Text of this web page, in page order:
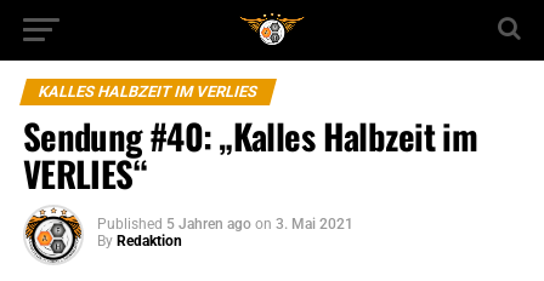
KALLES HALBZEIT IM VERLIES
Sendung #40: „Kalles Halbzeit im
VERLIES“
Published 5 Jahren ago on 3. Mai 2021
By Redaktion